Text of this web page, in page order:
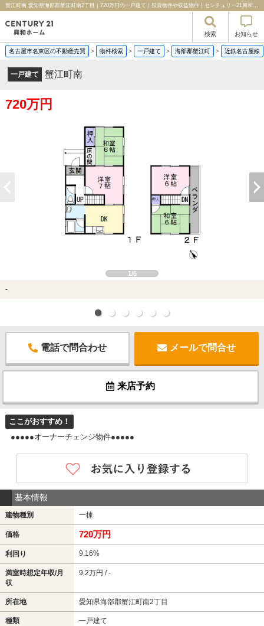
蟹江町南 愛知県海部郡蟹江町南2丁目｜720万円の一戸建て｜投資物件や収益物件｜センチュリー21興和ホーム
検索 お知らせ
名古屋市名東区の不動産売買 > 物件検索 > 一戸建て > 海部郡蟹江町 > 近鉄名古屋線
一戸建て 蟹江町南
720万円
1/6
-
電話で問合わせ メールで問合せ
来店予約
ここがおすすめ！
●●●●●オーナーチェンジ物件●●●●●
基本情報
建物種別 一棟
価格 720万円
利回り 9.16%
満室時想定年収/月
収
9.2万円 / -
所在地 愛知県海部郡蟹江町南2丁目
種類 一戸建て